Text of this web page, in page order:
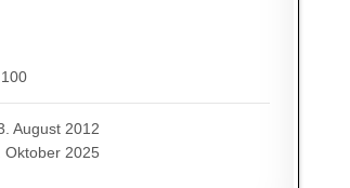
August 2012
Oktober 2025